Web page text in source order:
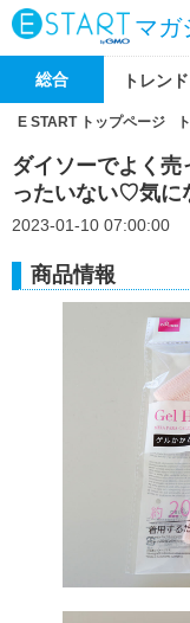
マガ
総合 トレンド
E START トップページ
ダイソーでよく
ったいない♡気に
2023-01-10 07:00:00
商品情報